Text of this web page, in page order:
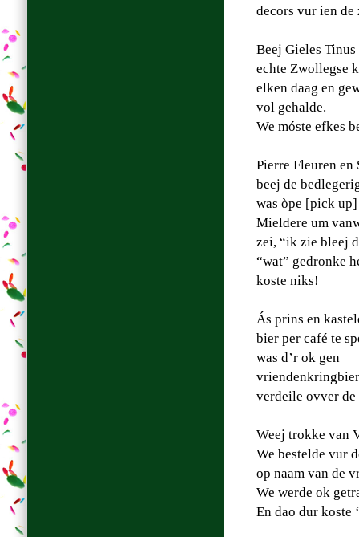
decors vur ien de
Beej Gieles
echte Zwollegse
elken daag en
vol gehalde.
We móste efkes
Pierre Fleuren en
beej de
was òpe [pick
Mieldere um
zei, “ik zie bleej
“wat” gedronke
koste niks!
Ás prins en
bier per café te
was d’r ok gen
verdeile ovver de
Weej trokke van
We bestelde vur
op naam van de
We werde ok
En dao dur koste